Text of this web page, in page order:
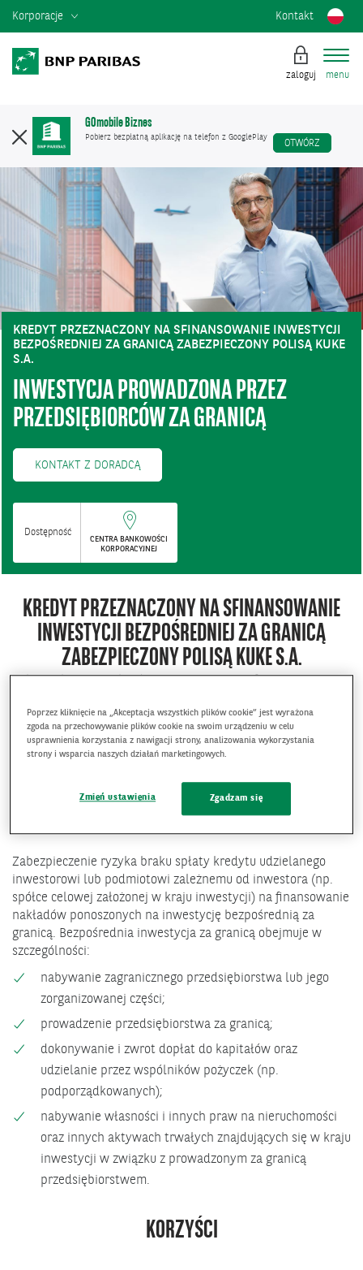
Korporacje Kontakt
zaloguj menu
GOmobile Biznes
Pobierz bezpłatną aplikację na telefon z GooglePlay
OTWÓRZ
KREDYT PRZEZNACZONY NA SFINANSOWANIE INWESTYCJI
BEZPOŚREDNIEJ ZA GRANICĄ ZABEZPIECZONY POLISĄ KUKE
S.A.
INWESTYCJA PROWADZONA PRZEZ
PRZEDSIĘBIORCÓW ZA GRANICĄ
KONTAKT Z DORADCĄ
Dostępność
CENTRA BANKOWOŚCI
KORPORACYJNEJ
KREDYT PRZEZNACZONY NA SFINANSOWANIE
INWESTYCJI BEZPOŚREDNIEJ ZA GRANICĄ
ZABEZPIECZONY POLISĄ KUKE S.A.
Polisa zabezpiecza kredyt przeznaczony na finansowanie
akwizycji:
zabezpieczenie do 100% kwoty kredytu,
spłata kredytu: w równych ratach kapitałowych
płatnych nie rzadziej niż co 6 miesięcy.
Zabezpieczenie ryzyka braku spłaty kredytu udzielanego
inwestorowi lub podmiotowi zależnemu od inwestora (np.
spółce celowej założonej w kraju inwestycji) na finansowanie
nakładów ponoszonych na inwestycję bezpośrednią za
granicą. Bezpośrednia inwestycja za granicą obejmuje w
szczególności:
nabywanie zagranicznego przedsiębiorstwa lub jego
zorganizowanej części;
prowadzenie przedsiębiorstwa za granicą;
dokonywanie i zwrot dopłat do kapitałów oraz
udzielanie przez wspólników pożyczek (np.
podporządkowanych);
nabywanie własności i innych praw na nieruchomości
oraz innych aktywach trwałych znajdujących się w kraju
inwestycji w związku z prowadzonym za granicą
przedsiębiorstwem.
KORZYŚCI
Poprzez kliknięcie na „Akceptacja wszystkich plików cookie” jest wyrażona
zgoda na przechowywanie plików cookie na swoim urządzeniu w celu
usprawnienia korzystania z nawigacji strony, analizowania wykorzystania
strony i wsparcia naszych działań marketingowych.
Zmień ustawienia Zgadzam się